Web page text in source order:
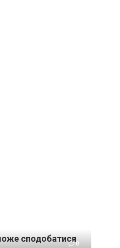
сподобатися0